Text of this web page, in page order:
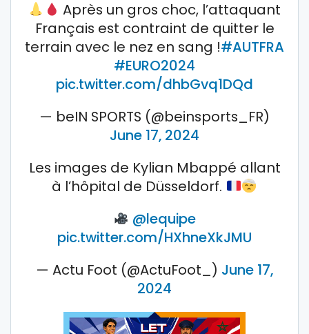
Après un gros choc, l’attaquant
Français est contraint de quitter le
terrain avec le nez en sang !#AUTFRA
#EURO2024
pic.twitter.com/dhbGvq1DQd
— beIN SPORTS (@beinsports_FR)
June 17, 2024
Les images de Kylian Mbappé allant
à l’hôpital de Düsseldorf.
@lequipe
pic.twitter.com/HXhneXkJMU
— Actu Foot (@ActuFoot_) June 17,
2024